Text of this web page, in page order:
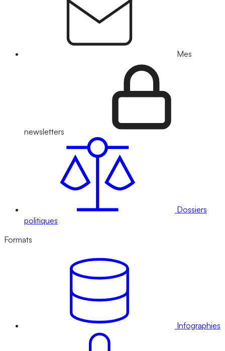
Mes
newsletters
Dossiers
politiques
Formats
Infographies